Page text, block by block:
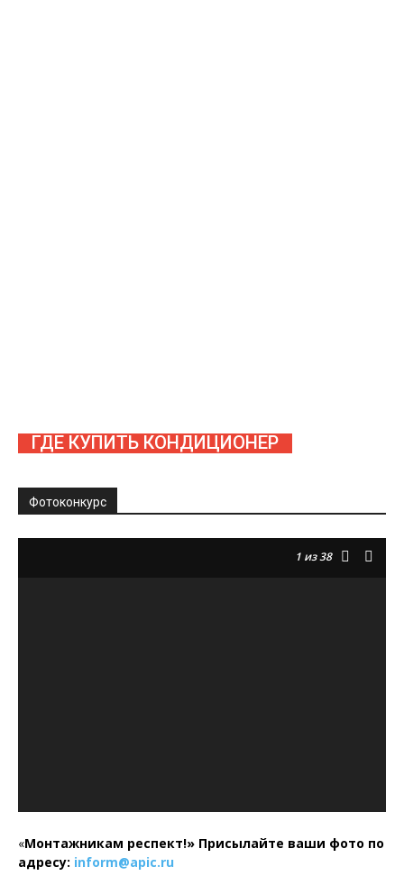
ГДЕ КУПИТЬ КОНДИЦИОНЕР
Фотоконкурс
1 из 38
«Монтажникам респект!» Присылайте ваши фото по
адресу: inform@apic.ru